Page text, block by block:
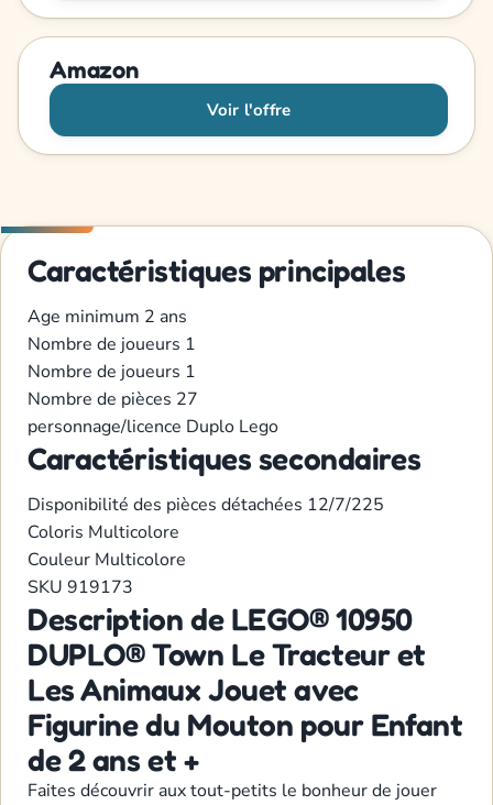
Amazon
Voir l'offre
Caractéristiques principales
Age minimum 2 ans
Nombre de joueurs 1
Nombre de joueurs 1
Nombre de pièces 27
personnage/licence Duplo Lego
Caractéristiques secondaires
Disponibilité des pièces détachées 12/7/225
Coloris Multicolore
Couleur Multicolore
SKU 919173
Description de LEGO® 10950
DUPLO® Town Le Tracteur et
Les Animaux Jouet avec
Figurine du Mouton pour Enfant
de 2 ans et +
Faites découvrir aux tout-petits le bonheur de jouer